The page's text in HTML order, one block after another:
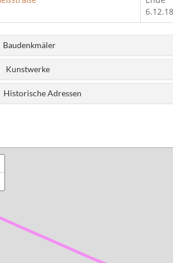
Baudenkmäler
Kunstwerke
Historische Adressen